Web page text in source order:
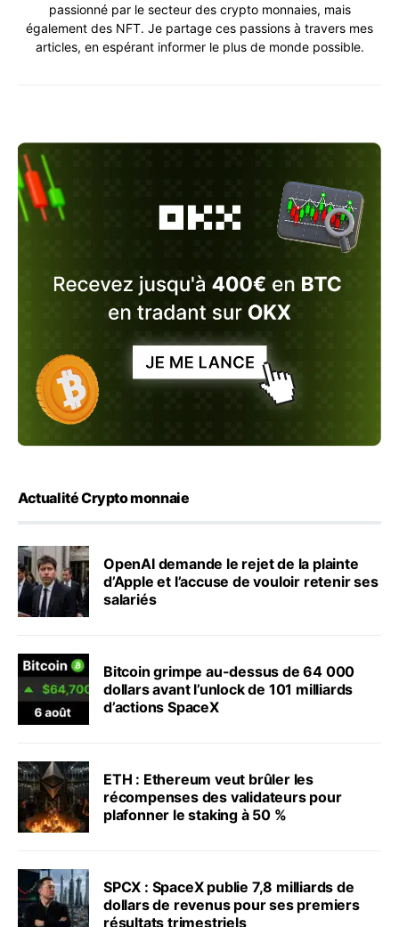
passionné par le secteur des crypto monnaies, mais
également des NFT. Je partage ces passions à travers mes
articles, en espérant informer le plus de monde possible.
Actualité Crypto monnaie
OpenAI demande le rejet de la plainte
d’Apple et l’accuse de vouloir retenir ses
salariés
Bitcoin grimpe au-dessus de 64 000
dollars avant l’unlock de 101 milliards
d’actions SpaceX
ETH : Ethereum veut brûler les
récompenses des validateurs pour
plafonner le staking à 50 %
SPCX : SpaceX publie 7,8 milliards de
dollars de revenus pour ses premiers
résultats trimestriels